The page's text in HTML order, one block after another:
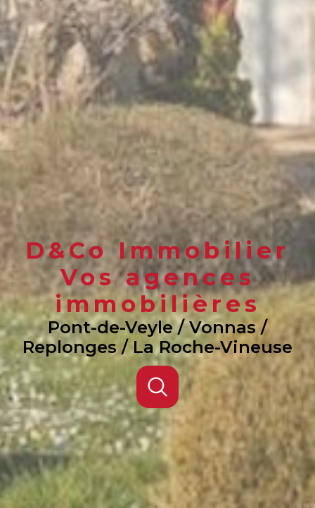
D&Co Immobilier
Vos agences
immobilières
Pont-de-Veyle / Vonnas /
Replonges / La Roche-Vineuse